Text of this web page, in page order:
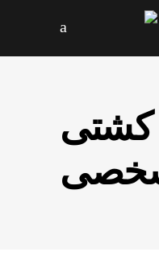
کشتی